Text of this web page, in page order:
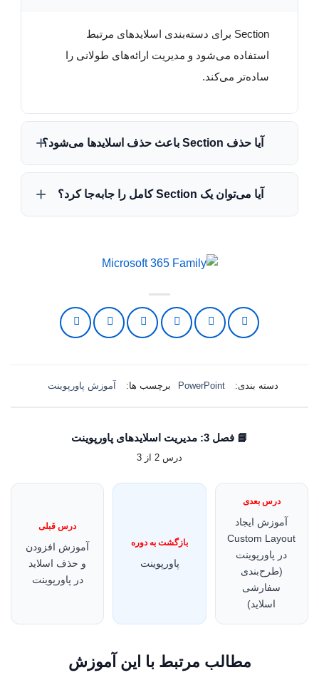
Section برای دسته‌بندی اسلایدهای مرتبط
استفاده می‌شود و مدیریت ارائه‌های طولانی را
ساده‌تر می‌کند.
آیا حذف Section باعث حذف اسلایدها می‌شود؟
خیر. با حذف Section فقط گروه‌بندی اسلایدها
آیا می‌توان یک Section کامل را جابه‌جا کرد؟
اسلایدهای داخل آن به محل دیگری در ارائه منتقل
دسته بندی: PowerPoint برچسب ها: آموزش پاورپوینت
📘 فصل 3: مدیریت اسلایدهای پاورپوینت
درس 2 از 3
درس بعدی
آموزش ایجاد
Custom Layout
در پاورپوینت
(طرح‌بندی
سفارشی
اسلاید)
بازگشت به دوره
پاورپوینت
درس قبلی
آموزش افزودن
و حذف اسلاید
در پاورپوینت
مطالب مرتبط با این آموزش